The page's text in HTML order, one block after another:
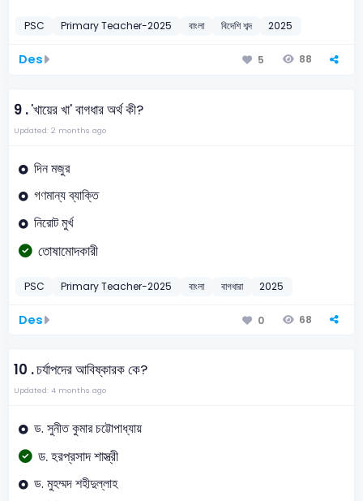
PSC Primary Teacher-2025 বাংলা বিদেশি শব্দ 2025
Des 5 88
9 .'খায়ের খা' বাগধার অর্থ কী?
Updated: 2 months ago
দিন মজুর
গণমান্য ব্যাক্তি
নিরোট মুর্খ
তোষামোদকারী
PSC Primary Teacher-2025 বাংলা বাগধারা 2025
Des 0 68
10 .চর্যাপদের আবিষ্কারক কে?
Updated: 4 months ago
ড. সুনীত কুমার চট্টোপাধ্যায়
ড. হরপ্রসাদ শাস্ত্রী
ড. মুহম্মদ শহীদুল্লাহ